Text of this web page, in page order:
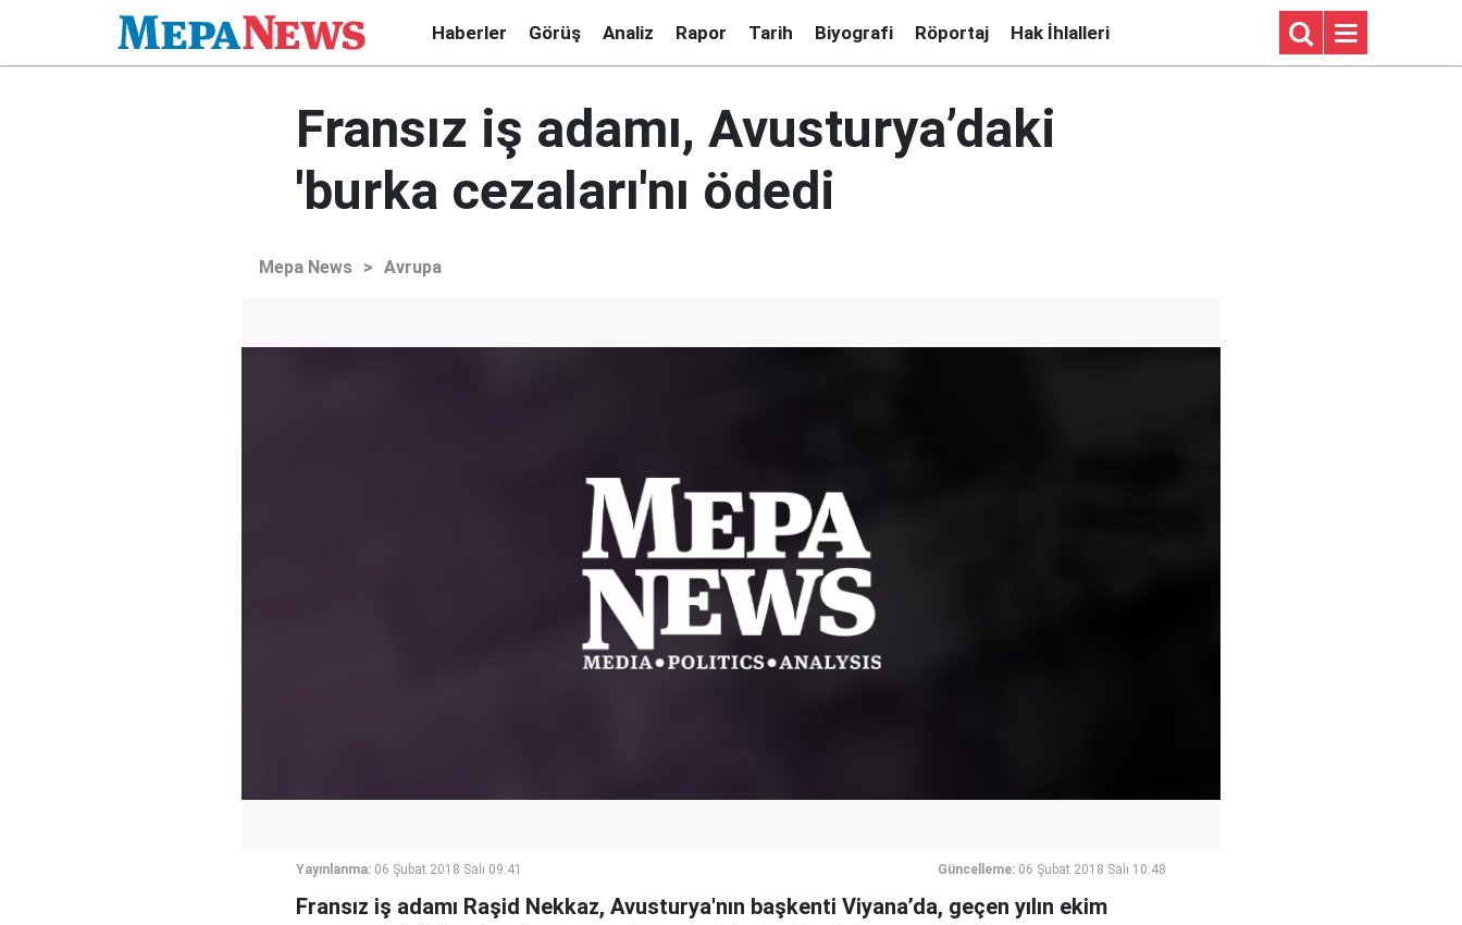
Haberler Görüş Analiz Rapor Tarih Biyografi Röportaj Hak İhlalleri
Fransız iş adamı, Avusturya’daki
'burka cezaları'nı ödedi
Mepa News > Avrupa
Yayınlanma: 06 Şubat 2018 Salı 09:41 Güncelleme: 06 Şubat 2018 Salı 10:48
Fransız iş adamı Raşid Nekkaz, Avusturya'nın başkenti Viyana’da, geçen yılın ekim